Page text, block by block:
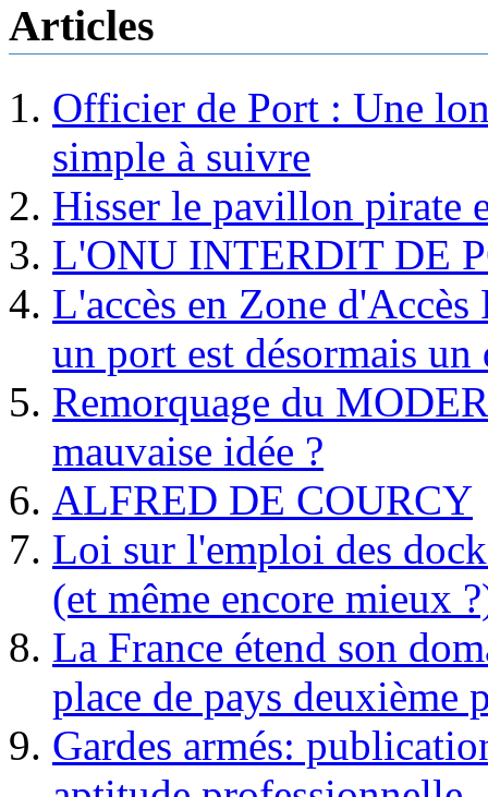
Articles
Officier de Port : Une
simple à suivre
Hisser le pavillon pirate
L'ONU INTERDIT DE
L'accès en Zone
un port est désormais un
Remorquage du
mauvaise idée ?
ALFRED DE COURCY
Loi sur l'emploi des
(et même encore mieux
La France étend son
place de pays deuxième
Gardes armés: